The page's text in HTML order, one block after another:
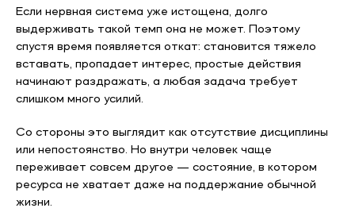
Если нервная система уже истощена, долго
выдерживать такой темп она не может. Поэтому
спустя время появляется откат: становится тяжело
вставать, пропадает интерес, простые действия
начинают раздражать, а любая задача требует
слишком много усилий.
Со стороны это выглядит как отсутствие дисциплины
или непостоянство. Но внутри человек чаще
переживает совсем другое — состояние, в котором
ресурса не хватает даже на поддержание обычной
жизни.